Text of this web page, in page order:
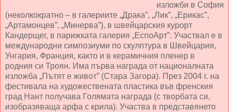
изложби в София
(неколкократно – в галериите „Драка”, „Лик”, „Ерикас”,
„Артамонцев”, „Минерва”), в швейцарския курорт
Кандерщег, в парижката галерия „ЕспоАрт”. Участвал е в
международни симпозиуми по скулптура в Швейцария,
Унгария, Франция, както и в керамичния пленер в
родния си Троян. Има първа награда от националната
изложба „Пътят е живот” (Стара Загора). През 2004 г. на
фестивала на художествената пластика във френския
град Нант получава Голямата награда (с творбата си,
изобразяваща арфа с крила). Участва в представянето